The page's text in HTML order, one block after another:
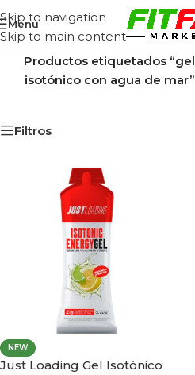
Skip to navigation
Skip to main content
Menu
Inicio/
Productos etiquetados “gel
isotónico con agua de mar”
Filtros
NEW
Just Loading Gel Isotónico